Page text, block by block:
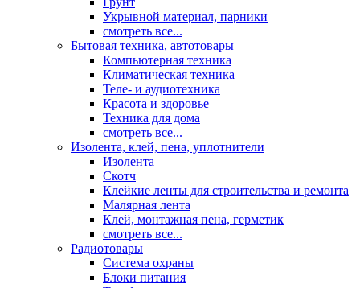
Укрывной материал, парники
смотреть все...
Бытовая техника, автотовары
Компьютерная техника
Климатическая техника
Теле- и аудиотехника
Красота и здоровье
Техника для дома
смотреть все...
Изолента, клей, пена, уплотнители
Изолента
Скотч
Клейкие ленты для строительства и ремонта
Малярная лента
Клей, монтажная пена, герметик
смотреть все...
Радиотовары
Система охраны
Блоки питания